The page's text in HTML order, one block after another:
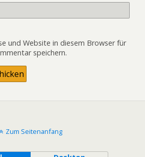
und Website in diesem Browser für
speichern.
Zum Seitenanfang